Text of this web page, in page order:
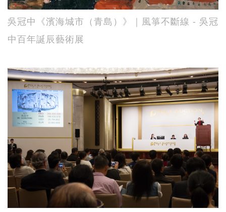
吳冠中《濱海城市（青島）》｜風箏不斷線 - 吳冠
中百年誕辰藝術展